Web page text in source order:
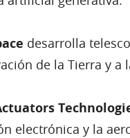
desarrolla
de la Tierra y
electrónica y la